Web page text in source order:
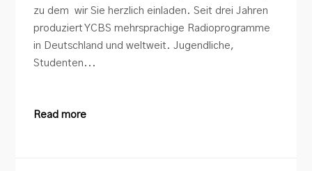
zu dem wir Sie herzlich einladen. Seit drei Jahren
produziert YCBS mehrsprachige Radioprogramme
in Deutschland und weltweit. Jugendliche,
Studenten...
Read more